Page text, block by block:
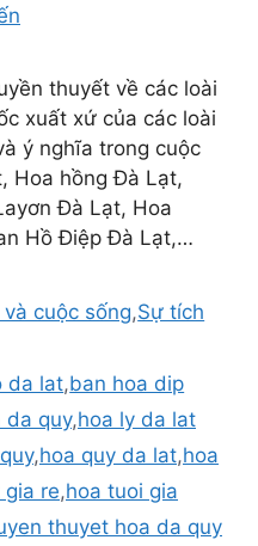
thuyết về các loài
xuất xứ của các loài
ý nghĩa trong cuộc
Hoa hồng Đà Lạt,
Đà Lạt, Hoa
Hồ Điệp Đà Lạt,…
và cuộc sống,Sự tích
da lat,ban hoa dip
da quy,hoa ly da lat
,hoa quy da lat,hoa
re,hoa tuoi gia
thuyet hoa da quy